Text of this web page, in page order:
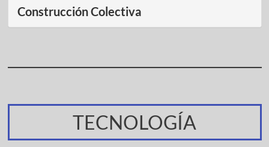
Construcción Colectiva
TECNOLOGÍA